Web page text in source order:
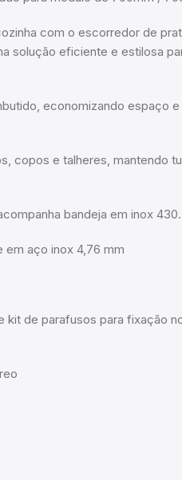
com o escorredor de
solução eficiente e estilosa
economizando espaço
copos e talheres, mantendo
bandeja em inox 430.
em aço inox 4,76 mm
kit de parafusos para fixação